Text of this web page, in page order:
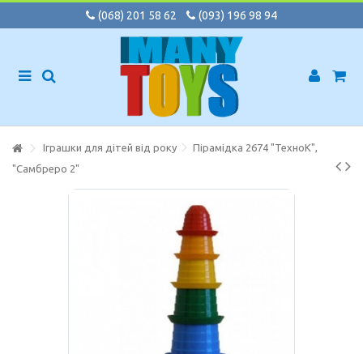
(068) 201 58 62 (093) 196 98 94
Іграшки для дітей від року
Пірамідка 2674 "ТехноК",
"Самбреро 2"